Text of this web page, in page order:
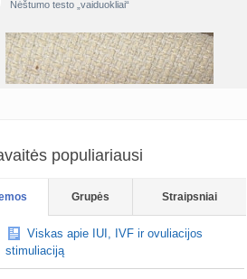
TD asistentė prieš 2 d.
klausimai apie cezario pjūvį (+2)
danguolyte prieš 3 d.
testuotojos! (bendra tema)
Karlitele prieš 3 d.
drabuziai (2)
prieš 3 d.
Nėštumo testo „vaiduokliai“
Ant kiek livsane gali buti melagis?😂 per 3
isryskejo (darytas apie 15val) ar cia brokuotas
populiariausi
Grupės Straipsniai
Viskas apie IUI, IVF ir ovuliacijos
stimuliaciją